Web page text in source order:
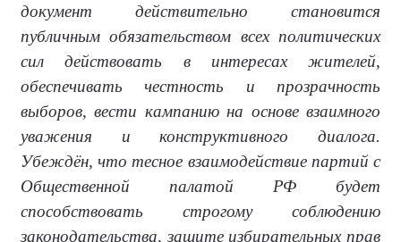
документ действительно становится
публичным обязательством всех политических
сил действовать в интересах жителей,
обеспечивать честность и прозрачность
выборов, вести кампанию на основе взаимного
уважения и конструктивного диалога.
Убеждён, что тесное взаимодействие партий с
Общественной палатой РФ будет
способствовать строгому соблюдению
законодательства, защите избирательных прав